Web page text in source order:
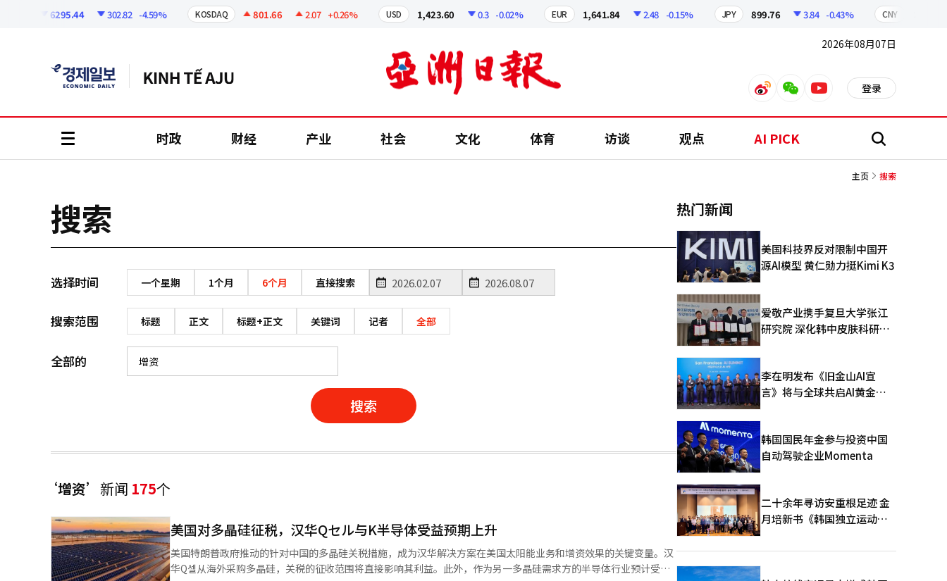
6295.44 302.82 -4.59% KOSDAQ 801.66 2.07 +0.26% USD 1,423.60 0.3 -0.02% EUR 1,641.84 2.48 -0.15% JPY 899.76 3.84 -0.43% CNY
2026年08月07日
weiboweixinyoutube 登录
时政 财经 产业 社会 文化 体育 访谈 观点 AI PICK 搜
主页 搜索
搜索
选择时间 一个星期 1个月 6个月 直接搜索
搜索范围 标题 正文 标题+正文 关键词 记者 全部
全部的
搜索
‘增资’ 新闻 175个
美国对多晶硅征税，汉华Qセル与K半导体受益预期上升
美国特朗普政府推动的针对中国的多晶硅关税措施，成为汉华解决方案在美国太阳能业务和增资效果的关键变量。汉
华Q셀从海外采购多晶硅，关税的征收范围将直接影响其利益。此外，作为另一多晶硅需求方的半导体行业预计受到
热门新闻
美国科技界反对限制中国开
源AI模型 黄仁勋力挺Kimi K3
爱敬产业携手复旦大学张江
研究院 深化韩中皮肤科研合
李在明发布《旧金山AI宣
言》将与全球共启AI黄金时
韩国国民年金参与投资中国
自动驾驶企业Momenta
二十余年寻访安重根足迹 金
月培新书《韩国独立运动圣
版